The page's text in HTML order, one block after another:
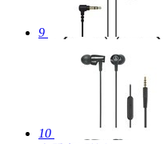
9
10